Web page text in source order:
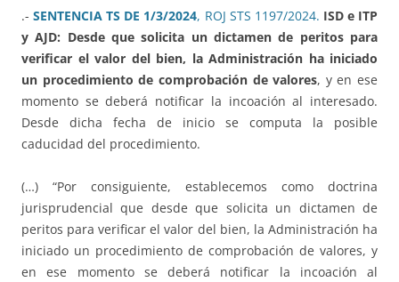
.-SENTENCIA TS DE 1/3/2024, ROJ STS 1197/2024. ISD e ITP
y AJD: Desde que solicita un dictamen de peritos para
verificar el valor del bien, la Administración ha iniciado
un procedimiento de comprobación de valores, y en ese
momento se deberá notificar la incoación al interesado.
Desde dicha fecha de inicio se computa la posible
caducidad del procedimiento.
(…) “Por consiguiente, establecemos como doctrina
jurisprudencial que desde que solicita un dictamen de
peritos para verificar el valor del bien, la Administración ha
iniciado un procedimiento de comprobación de valores, y
en ese momento se deberá notificar la incoación al